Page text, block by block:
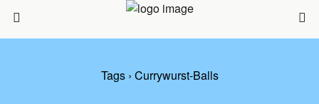
Tags › Currywurst-Balls